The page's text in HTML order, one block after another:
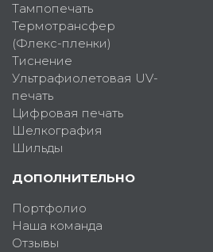
Тампопечать
Термотрансфер
(Флекс-пленки)
Тиснение
Ультрафиолетовая UV-
печать
Цифровая печать
Шелкография
Шильды
ДОПОЛНИТЕЛЬНО
Портфолио
Наша команда
Отзывы